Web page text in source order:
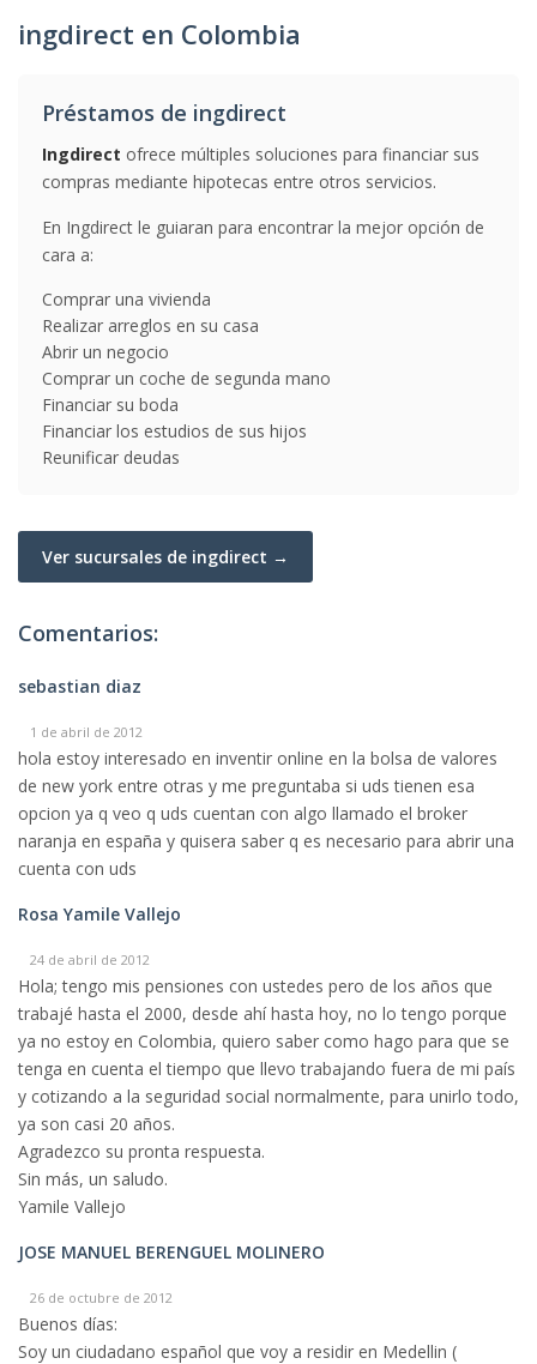
ingdirect en Colombia
Préstamos de ingdirect
Ingdirect ofrece múltiples soluciones para financiar sus
compras mediante hipotecas entre otros servicios.
En Ingdirect le guiaran para encontrar la mejor opción de
cara a:
Comprar una vivienda
Realizar arreglos en su casa
Abrir un negocio
Comprar un coche de segunda mano
Financiar su boda
Financiar los estudios de sus hijos
Reunificar deudas
Ver sucursales de ingdirect →
Comentarios:
sebastian diaz
1 de abril de 2012
hola estoy interesado en inventir online en la bolsa de valores
de new york entre otras y me preguntaba si uds tienen esa
opcion ya q veo q uds cuentan con algo llamado el broker
naranja en españa y quisera saber q es necesario para abrir una
cuenta con uds
Rosa Yamile Vallejo
24 de abril de 2012
Hola; tengo mis pensiones con ustedes pero de los años que
trabajé hasta el 2000, desde ahí hasta hoy, no lo tengo porque
ya no estoy en Colombia, quiero saber como hago para que se
tenga en cuenta el tiempo que llevo trabajando fuera de mi país
y cotizando a la seguridad social normalmente, para unirlo todo,
ya son casi 20 años.
Agradezco su pronta respuesta.
Sin más, un saludo.
Yamile Vallejo
JOSE MANUEL BERENGUEL MOLINERO
26 de octubre de 2012
Buenos días:
Soy un ciudadano español que voy a residir en Medellin (